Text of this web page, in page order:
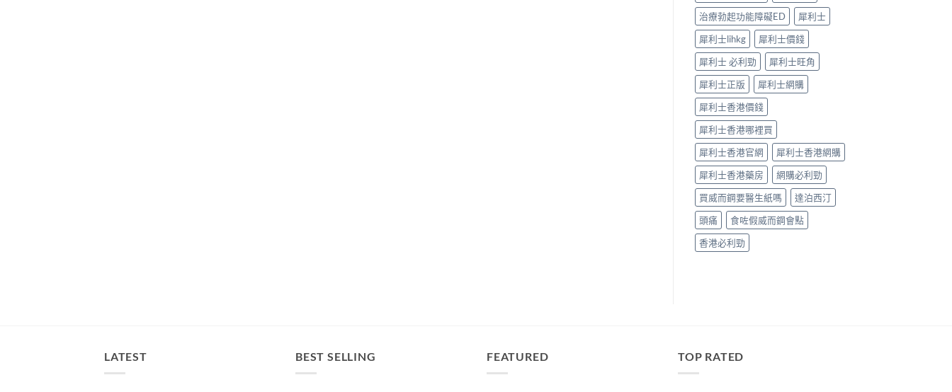
香
港
合
法
購
買〉
中
治療勃起功能障礙ED
犀利士
犀利士lihkg
犀利士價錢
犀利士 必利勁
犀利士旺角
犀利士正版
犀利士網購
犀利士香港價錢
犀利士香港哪裡買
犀利士香港官網
犀利士香港網購
犀利士香港藥房
網購必利勁
買威而鋼要醫生紙嗎
達泊西汀
頭痛
食咗假威而鋼會點
香港必利勁
LATEST BEST SELLING FEATURED TOP RATED